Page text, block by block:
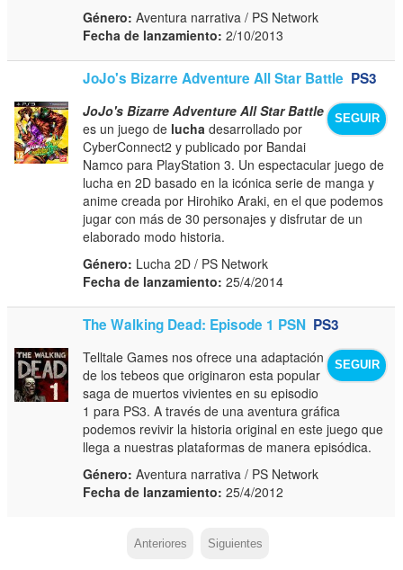
Género: Aventura narrativa / PS Network
Fecha de lanzamiento: 2/10/2013
JoJo's Bizarre Adventure All Star Battle PS3
SEGUIR
JoJo's Bizarre Adventure All Star Battle
es un juego de lucha desarrollado por
CyberConnect2 y publicado por Bandai
Namco para PlayStation 3. Un espectacular juego de
lucha en 2D basado en la icónica serie de manga y
anime creada por Hirohiko Araki, en el que podemos
jugar con más de 30 personajes y disfrutar de un
elaborado modo historia.
Género: Lucha 2D / PS Network
Fecha de lanzamiento: 25/4/2014
The Walking Dead: Episode 1 PSN PS3
SEGUIR
Telltale Games nos ofrece una adaptación
de los tebeos que originaron esta popular
saga de muertos vivientes en su episodio
1 para PS3. A través de una aventura gráfica
podemos revivir la historia original en este juego que
llega a nuestras plataformas de manera episódica.
Género: Aventura narrativa / PS Network
Fecha de lanzamiento: 25/4/2012
Anteriores Siguientes